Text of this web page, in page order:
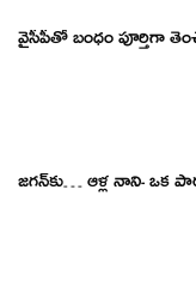
వైసీపీతో బంధం పూర్తిగా
జ‌గ‌న్‌కు… ఆళ్ల నాని- ఒక